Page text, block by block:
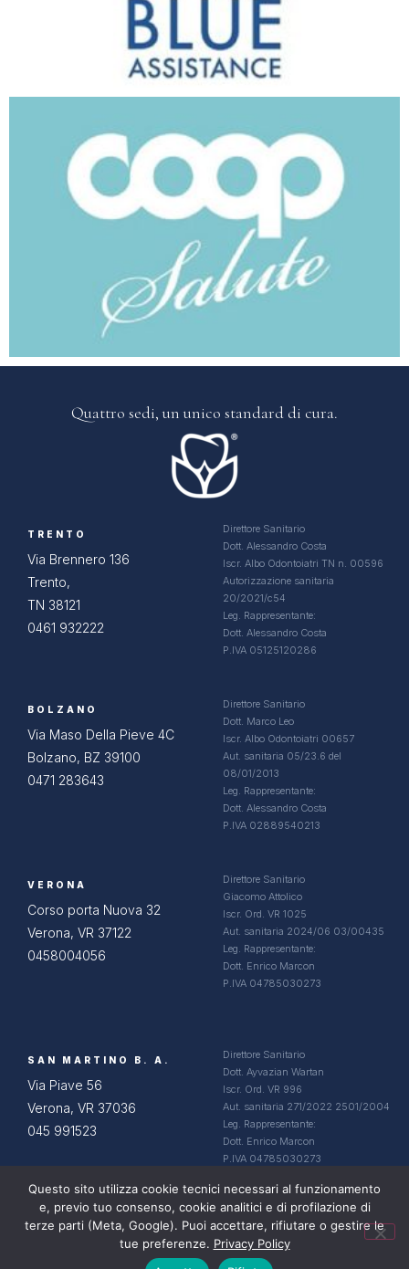
Quattro sedi, un unico standard di cura.
TRENTO
Via Brennero 136
Trento,
TN 38121
0461 932222
Direttore Sanitario
Dott. Alessandro Costa
Iscr. Albo Odontoiatri TN n. 00596
Autorizzazione sanitaria
20/2021/c54
Leg. Rappresentante:
Dott. Alessandro Costa
P.IVA 05125120286
BOLZANO
Via Maso Della Pieve 4C
Bolzano, BZ 39100
0471 283643
Direttore Sanitario
Dott. Marco Leo
Iscr. Albo Odontoiatri 00657
Aut. sanitaria 05/23.6 del
08/01/2013
Leg. Rappresentante:
Dott. Alessandro Costa
P.IVA 02889540213
VERONA
Corso porta Nuova 32
Verona, VR 37122
0458004056
Direttore Sanitario
Giacomo Attolico
Iscr. Ord. VR 1025
Aut. sanitaria 2024/06 03/00435
Leg. Rappresentante:
Dott. Enrico Marcon
P.IVA 04785030273
SAN MARTINO B. A.
Via Piave 56
Verona, VR 37036
045 991523
Direttore Sanitario
Dott. Ayvazian Wartan
Iscr. Ord. VR 996
Aut. sanitaria 271/2022 2501/2004
Leg. Rappresentante:
Dott. Enrico Marcon
P.IVA 04785030273
Questo sito utilizza cookie tecnici necessari al funzionamento
e, previo tuo consenso, cookie analitici e di profilazione di
terze parti (Meta, Google). Puoi accettare, rifiutare o gestire le
tue preferenze. Privacy Policy